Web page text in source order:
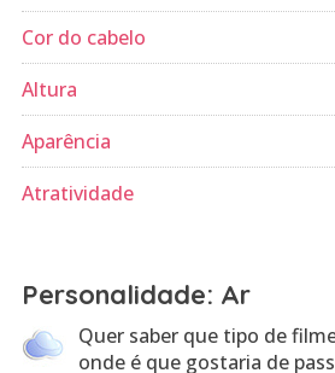
Cor do cabelo
Altura
Aparência
Atratividade
Personalidade: Ar
Quer saber que tipo de
onde é que gostaria de